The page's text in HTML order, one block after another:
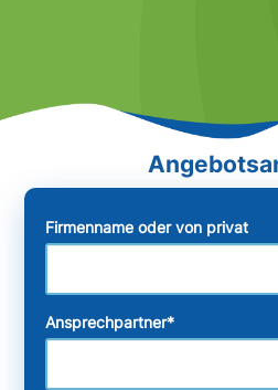
Firmenname oder von privat
Ansprechpartner*